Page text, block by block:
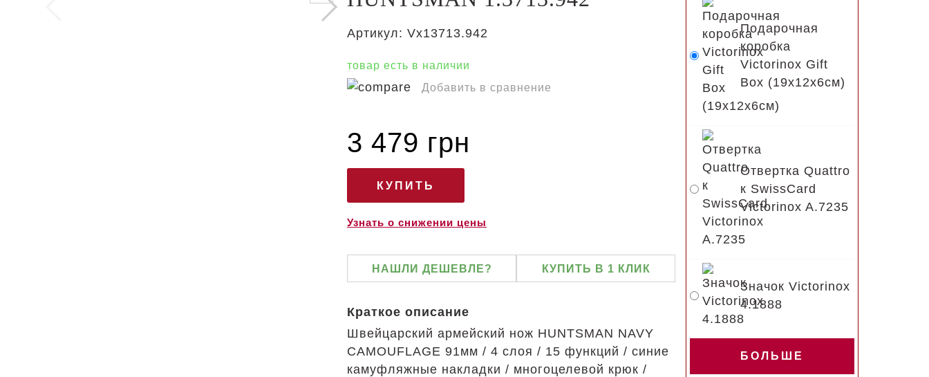
Артикул: Vx13713.942
товар есть в наличии
Добавить в сравнение
3 479 грн
Узнать о снижении цены
НАШЛИ ДЕШЕВЛЕ? КУПИТЬ В 1 КЛИК
Краткое описание
Швейцарский армейский нож HUNTSMAN NAVY
CAMOUFLAGE 91мм / 4 слоя / 15 функций / синие
камуфляжные накладки / многоцелевой крюк /
Подарочная
коробка
Victorinox Gift
Box (19x12x6см)
Отвертка Quattro
к SwissCard
Victorinox A.7235
Значок Victorinox
4.1888
БОЛЬШЕ